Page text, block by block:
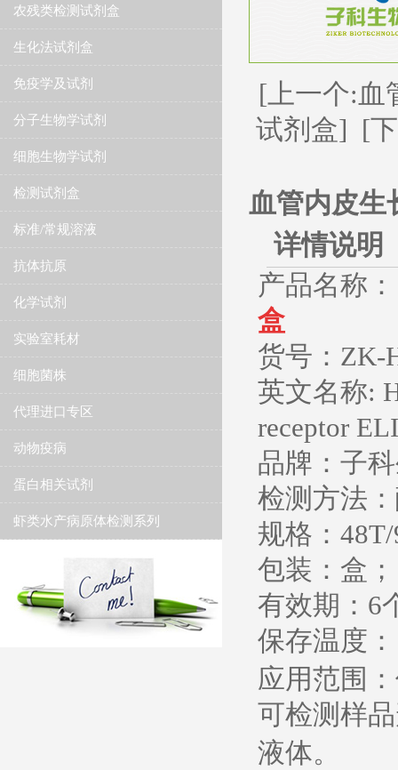
农残类检测试剂盒
生化法试剂盒
免疫学及试剂
分子生物学试剂
细胞生物学试剂
检测试剂盒
标准/常规溶液
抗体抗原
化学试剂
实验室耗材
细胞菌株
代理进口专区
动物疫病
蛋白相关试剂
虾类水产病原体检测系列
[上一个:血
试剂盒] [
血管内皮生
详情说明
产品名称：
盒
货号：ZK-
英文名称:
receptor
品牌：子
检测方法
规格：
包装：盒；
有效期： 6
保存温度 ：
应用范围
可检测样
液体。